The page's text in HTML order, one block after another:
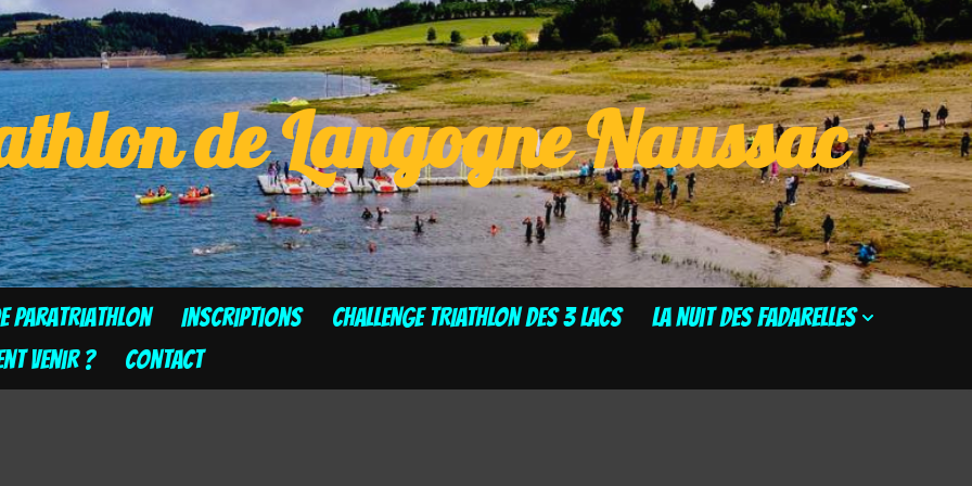
de Langogne Naussac
Paratriathlon Inscriptions CHALLENGE TRIATHLON DES 3 LACS
La Nuit des Fadarelles
venir ? Contact